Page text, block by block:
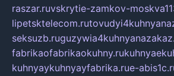
raszar.ruvskrytie-zamkov-
lipetsktelecom.ru
seksuzb.ru
fabrikaofabrikaokuhny.ru
kuhnyaykuhnyayfabrika.rue-